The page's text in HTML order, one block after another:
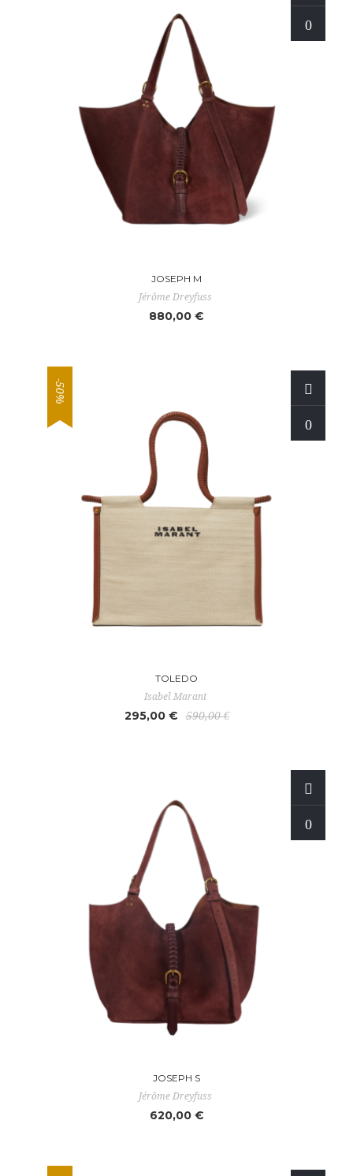
JOSEPH M
Jérôme Dreyfuss
880,00 €
-50%
TOLEDO
Isabel Marant
295,00 € 590,00 €
JOSEPH S
Jérôme Dreyfuss
620,00 €